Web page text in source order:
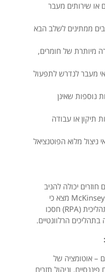
או שירותים מעבר
ממתינים לשלב הבא
מיותרת של חומרים,
מעבר לנדרש לתפעול
נוספות שאינן
תיקון או עבודה
ניצול מלוא הפוטנציאל
יכולה להניב
תשואה משמעותית. מחקר של McKinsey מצא כי
ארגונים שהשקיעו באוטומציה תהליכית (RPA) חסכו
– אוטומציה של
וניהול תזרים